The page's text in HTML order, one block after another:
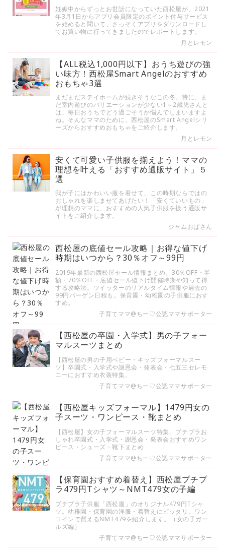
妊娠中からずっとお世話になっていた西松屋が、2021
年3月1日からアプリ会員限定のポイント付与サービス
を始めると聞いて、さっそくアプリをダウンロードし
てお買い物に行ってきましたのでレポートします。
月とレモン
【ALL税込1,000円以下】おうち遊びの強
い味方！西松屋Smart Angelのおすすめ
おもちゃ3選
まだまだステイホームが続きそうなこの冬。特に、ま
だ室内遊びのバリエーションが少ない1～2歳児さんと
は、毎日おうちでどう過ごそうか悩んでしまいますよ
ね。そんなママのために、西松屋のSmart Angelシリ
ーズからおすすめおもちゃをご紹介します。
月とレモン
安くて可愛い子供服を揃えよう！ママの
理想を叶える「おすすめ通販サイト」５
選
我が子にはかわいい服を着せて、この時期ならではの
おしゃれを楽しませてあげたい！「安くていいもの」
が理想のママに、おすすめの人気子供服を扱う通販サ
イトをご紹介します。
ジャムおばさん
西松屋の底値セール攻略｜お得な値下げ
時期はいつから？30％オフ～99円
2019年最新の西松屋セール情報まとめ。30％OFF・半
額・70％OFF・底値セール値下げ開催時期や知って得
する攻略法。ツイッターのリアルタイム情報や過去の
99円バーゲン日程も。保育園・幼稚園の子供服におす
すめ。
子育てママ@ちー♡公認ママサポーター
【西松屋の卒園・入学式】男の子フォー
マルスーツまとめ
【西松屋の男の子用ベビー・キッズフォーマルスー
ツ】卒園式・入学式や謝恩会・発表会・七五三セレモ
ニーにおすすめ衣装特集。
子育てママ@ちー♡公認ママサポーター
【西松屋キッズフォーマル】1479円女の
子スーツ・ワンピース・靴まとめ
【西松屋】女の子フォーマルスーツ特集。プチプラお
しゃれ卒園式・入学式・謝恩会・発表会おすすめワン
ピース・シューズ・靴下まとめ
子育てママ@ちー♡公認ママサポーター
【保育園おすすめ着替え】西松屋プチプ
ラ479円Tシャツ～NMT479女の子編
プチプラ子供服「西松屋」のオリジナル479円Tシャ
ツ。幼稚園・保育園の洋服・着替えにピッタリ。ワン
コインで買えるNMT479を紹介します。（女の子ガー
ルズ編）
子育てママ@ちー♡公認ママサポーター